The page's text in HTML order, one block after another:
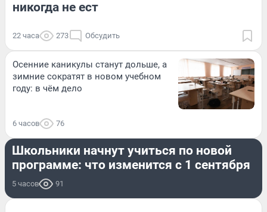
никогда не ест
22 часа 273 Обсудить
Осенние каникулы станут дольше, а
зимние сократят в новом учебном
году: в чём дело
6 часов 76
ОБРАЗОВАНИЕ
Школьники начнут учиться по новой
программе: что изменится с 1 сентября
5 часов 91